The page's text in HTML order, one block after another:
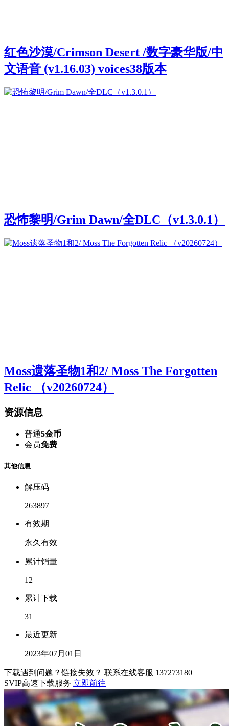
红色沙漠/Crimson Desert /数字豪华版/中
文语音 (v1.16.03) voices38版本
恐怖黎明/Grim Dawn/全DLC（v1.3.0.1）
Moss遗落圣物1和2/ Moss The Forgotten
Relic （v20260724）
资源信息
普通5金币
会员免费
其他信息
解压码
263897
有效期
永久有效
累计销量
12
累计下载
31
最近更新
2023年07月01日
下载遇到问题？链接失效？ 联系在线客服 137273180
SVIP高速下载服务 立即前往